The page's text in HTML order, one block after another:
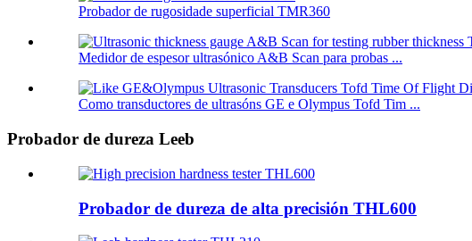
Probador de rugosidade superficial TMR360
Medidor de espesor ultrasónico A&B Scan para probas ...
Como transductores de ultrasóns GE e Olympus Tofd Tim ...
Probador de dureza Leeb
Probador de dureza de alta precisión THL600